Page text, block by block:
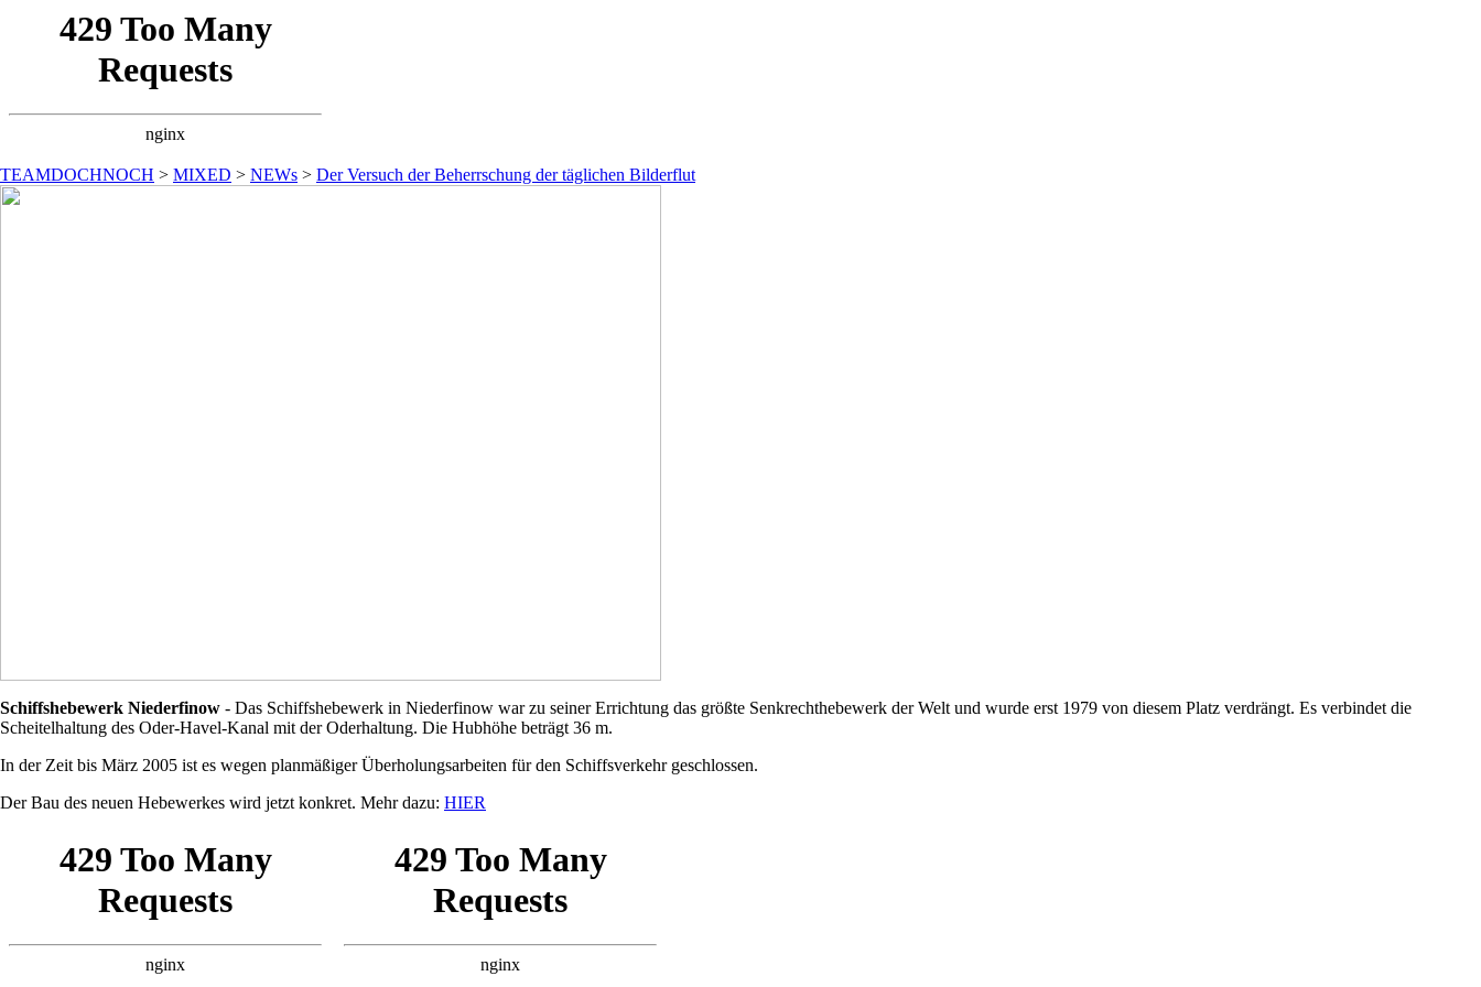
TEAMDOCHNOCH > MIXED > NEWs > Der Versuch der Beherrschung der täglichen Bilderflut
Schiffshebewerk Niederfinow - Das Schiffshebewerk in Niederfinow war zu seiner Errichtung das größte Senkrechthebewerk der Welt und wurde erst 1979 von diesem Platz verdrängt. Es verbindet die
Scheitelhaltung des Oder-Havel-Kanal mit der Oderhaltung. Die Hubhöhe beträgt 36 m.
In der Zeit bis März 2005 ist es wegen planmäßiger Überholungsarbeiten für den Schiffsverkehr geschlossen.
Der Bau des neuen Hebewerkes wird jetzt konkret. Mehr dazu: HIER